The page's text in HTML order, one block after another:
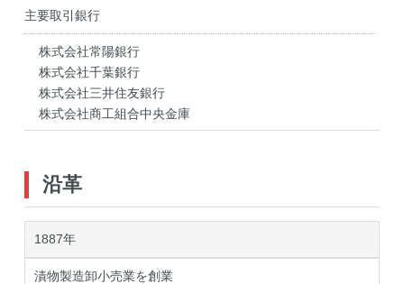
主要取引銀行
株式会社常陽銀行
株式会社千葉銀行
株式会社三井住友銀行
株式会社商工組合中央金庫
沿革
1887年
漬物製造卸小売業を創業